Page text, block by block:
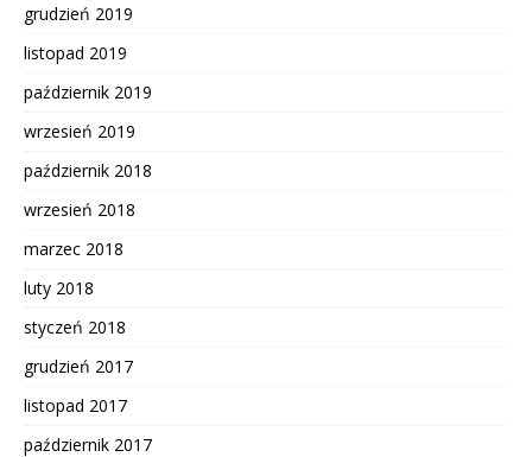
grudzień 2019
listopad 2019
październik 2019
wrzesień 2019
październik 2018
wrzesień 2018
marzec 2018
luty 2018
styczeń 2018
grudzień 2017
listopad 2017
październik 2017